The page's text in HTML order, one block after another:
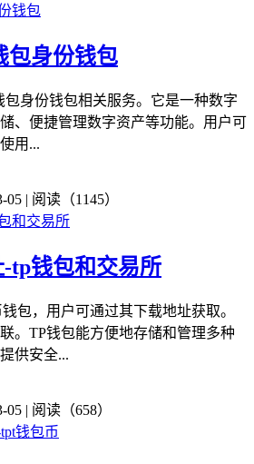
包身份钱包
包身份钱包相关服务。它是一种数字
、便捷管理数字资产等功能。用户可
用...
05 | 阅读（1145）
tp钱包和交易所
包，用户可通过其下载地址获取。
。TP钱包能方便地存储和管理多种
供安全...
05 | 阅读（658）